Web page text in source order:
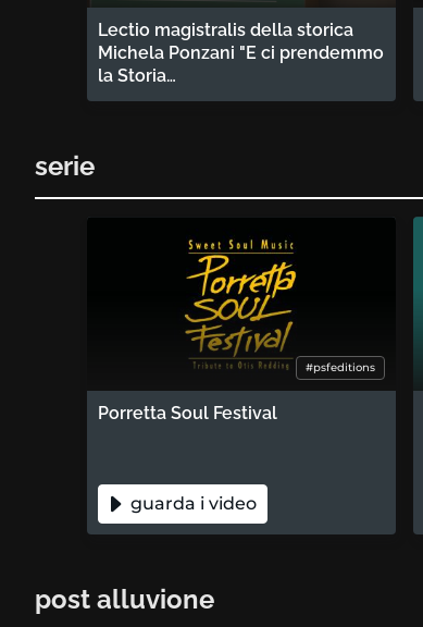
Lectio magistralis della storica
Michela Ponzani "E ci prendemmo
la Storia…
serie
#psfeditions
Porretta Soul Festival
guarda i video
post alluvione